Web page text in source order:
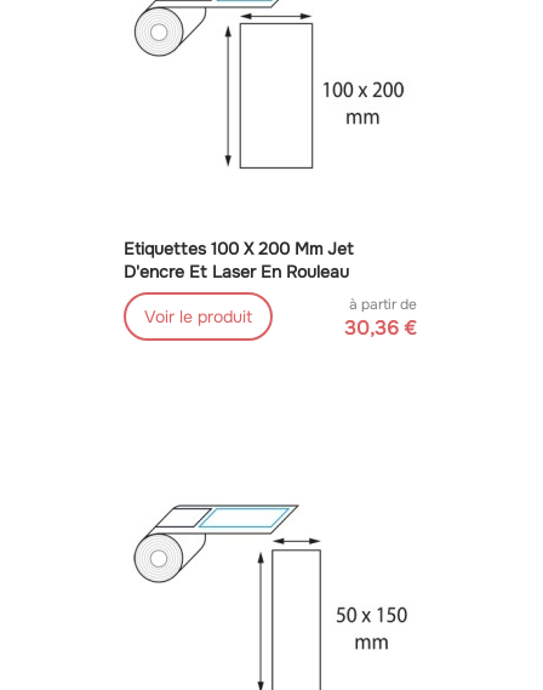
Etiquettes 100 X 200 Mm Jet
D'encre Et Laser En Rouleau
Voir le produit
à partir de
30,36 €